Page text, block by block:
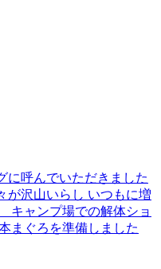
に呼んでいただきました
が沢山いらし いつもに増
キャンプ場での解体ショ
まぐろを準備しました